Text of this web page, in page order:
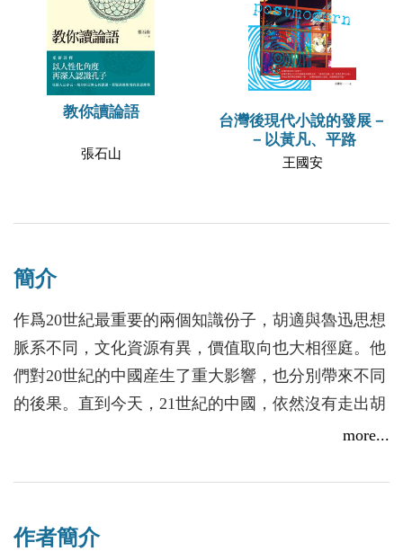
教你讀論語
張石山
台灣後現代小說的發展－
－以黃凡、平路
王國安
簡介
作爲20世紀最重要的兩個知識份子，胡適與魯迅思想
脈系不同，文化資源有異，價值取向也大相徑庭。他
們對20世紀的中國産生了重大影響，也分別帶來不同
的後果。直到今天，21世紀的中國，依然沒有走出胡
魯時代的思想困境和文化格局。當年胡魯的問題，也
參照。本書「敘」「論」合一，要在呈現胡魯之間的
兩人的有關事件。在胡魯諸種不同的比較中，望能有
more...
作者簡介